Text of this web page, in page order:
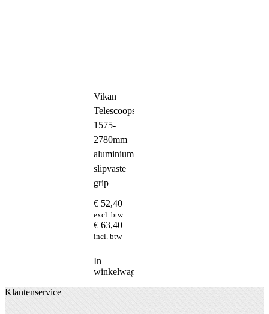
Vikan
Telescoopsteel
1575-
2780mm
aluminium,
slipvaste
grip
€ 52,40
excl. btw
€ 63,40
incl. btw
In
winkelwagen
Klantenservice